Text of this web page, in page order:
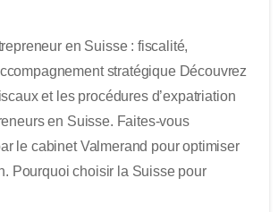
en Suisse : fiscalité,
stratégique Découvrez
et les procédures d’expatriation
en Suisse. Faites-vous
le cabinet Valmerand pour optimiser
Pourquoi choisir la Suisse pour